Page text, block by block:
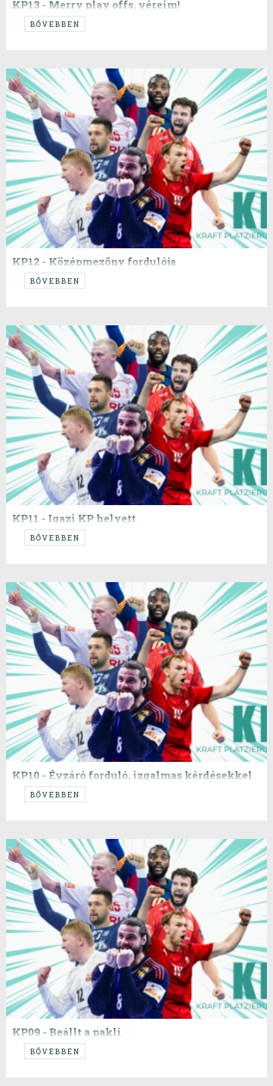
KP13 - Merry play offs, véreim!
BŐVEBBEN
KP12 - Középmezőny fordulója
BŐVEBBEN
KP11 - Igazi KP helyett
...kapargatom a felszínt...
BŐVEBBEN
KP10 - Évzáró forduló, izgalmas kérdésekkel
BŐVEBBEN
KP09 - Beállt a pakli
...mondogatta volt előszeretettel...
BŐVEBBEN